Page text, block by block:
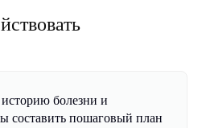
болезни и
составить пошаговый план